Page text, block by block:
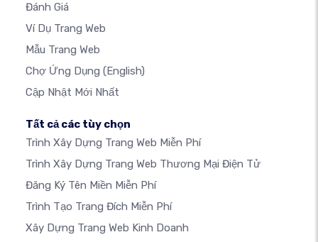
Đánh Giá
Ví Dụ Trang Web
Mẫu Trang Web
Chợ Ứng Dụng (English)
Cập Nhật Mới Nhất
Tất cả các tùy chọn
Trình Xây Dựng Trang Web Miễn Phí
Trình Xây Dựng Trang Web Thương Mại Điện Tử
Đăng Ký Tên Miền Miễn Phí
Trình Tạo Trang Đích Miễn Phí
Xây Dựng Trang Web Kinh Doanh